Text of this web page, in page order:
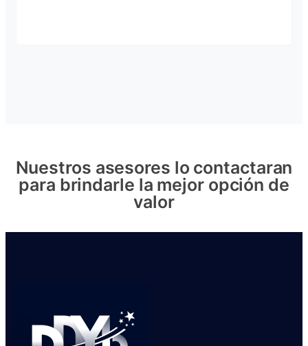
Nuestros asesores lo contactaran
para brindarle la mejor opción de
valor